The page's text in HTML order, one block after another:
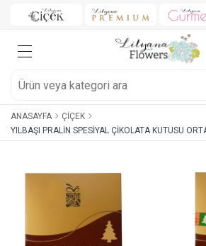
ANASAYFA
ÇIÇEK
YILBAŞI PRALIN SPESIYAL ÇIKOLATA KUTUSU